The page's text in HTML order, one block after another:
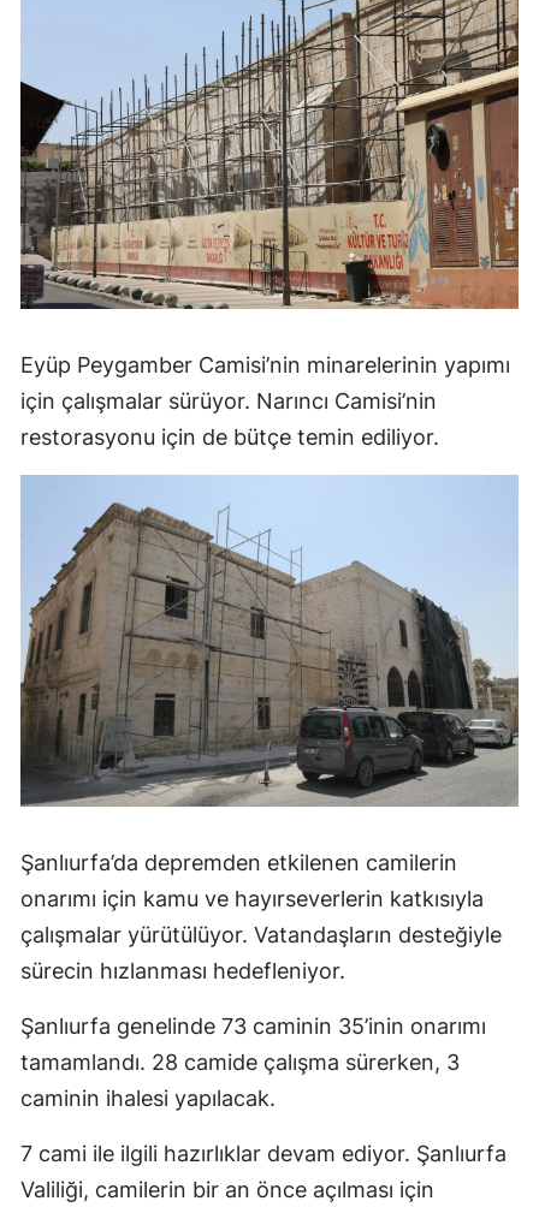
Eyüp Peygamber Camisi’nin minarelerinin yapımı
için çalışmalar sürüyor. Narıncı Camisi’nin
restorasyonu için de bütçe temin ediliyor.
Şanlıurfa’da depremden etkilenen camilerin
onarımı için kamu ve hayırseverlerin katkısıyla
çalışmalar yürütülüyor. Vatandaşların desteğiyle
sürecin hızlanması hedefleniyor.
Şanlıurfa genelinde 73 caminin 35’inin onarımı
tamamlandı. 28 camide çalışma sürerken, 3
caminin ihalesi yapılacak.
7 cami ile ilgili hazırlıklar devam ediyor. Şanlıurfa
Valiliği, camilerin bir an önce açılması için